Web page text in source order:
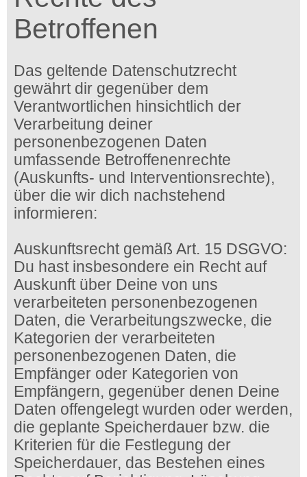
Betroffenen
Das geltende Datenschutzrecht
gewährt dir gegenüber dem
Verantwortlichen hinsichtlich der
Verarbeitung deiner
personenbezogenen Daten
umfassende Betroffenenrechte
(Auskunfts- und Interventionsrechte),
über die wir dich nachstehend
informieren:
Auskunftsrecht gemäß Art. 15 DSGVO:
Du hast insbesondere ein Recht auf
Auskunft über Deine von uns
verarbeiteten personenbezogenen
Daten, die Verarbeitungszwecke, die
Kategorien der verarbeiteten
personenbezogenen Daten, die
Empfänger oder Kategorien von
Empfängern, gegenüber denen Deine
Daten offengelegt wurden oder werden,
die geplante Speicherdauer bzw. die
Kriterien für die Festlegung der
Speicherdauer, das Bestehen eines